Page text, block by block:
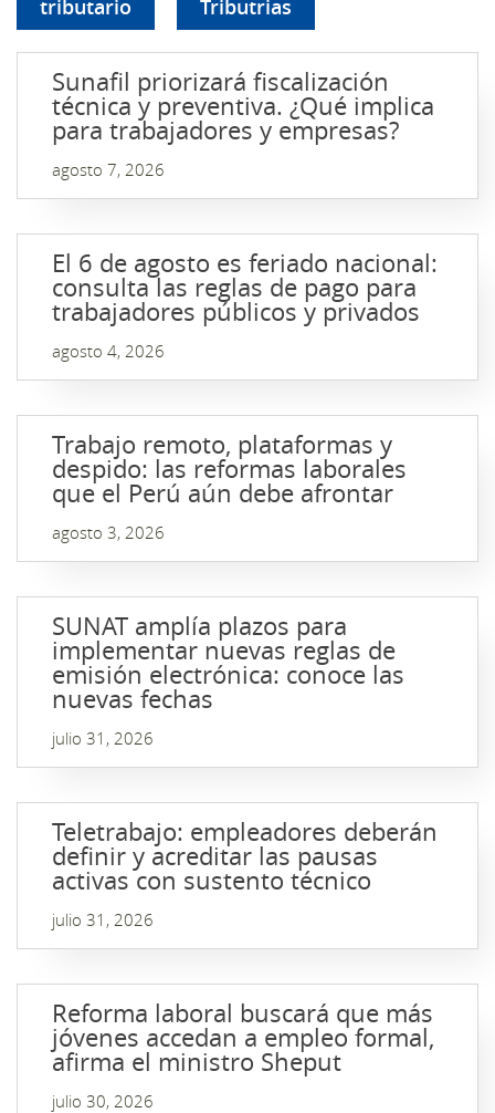
tributario Tributrias
Sunafil priorizará fiscalización
técnica y preventiva. ¿Qué implica
para trabajadores y empresas?
agosto 7, 2026
El 6 de agosto es feriado nacional:
consulta las reglas de pago para
trabajadores públicos y privados
agosto 4, 2026
Trabajo remoto, plataformas y
despido: las reformas laborales
que el Perú aún debe afrontar
agosto 3, 2026
SUNAT amplía plazos para
implementar nuevas reglas de
emisión electrónica: conoce las
nuevas fechas
julio 31, 2026
Teletrabajo: empleadores deberán
definir y acreditar las pausas
activas con sustento técnico
julio 31, 2026
Reforma laboral buscará que más
jóvenes accedan a empleo formal,
afirma el ministro Sheput
julio 30, 2026